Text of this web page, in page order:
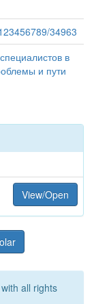
34963
в
и пути
View/Open
all rights